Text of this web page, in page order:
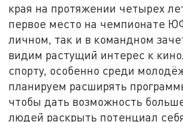
края на протяжении четырех
первое место на чемпионате
личном, так и в командном
видим растущий интерес к
спорту, особенно среди
планируем расширять
чтобы дать возможность
людей раскрыть потенциал